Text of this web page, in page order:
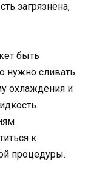
загрязнена,
быть
нужно сливать
охлаждения и
к
процедуры.